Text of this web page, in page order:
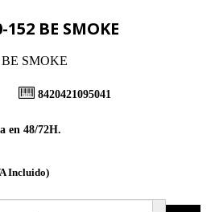
152 BE SMOKE
SMOKE
8420421095041
en 48/72H.
Incluido)